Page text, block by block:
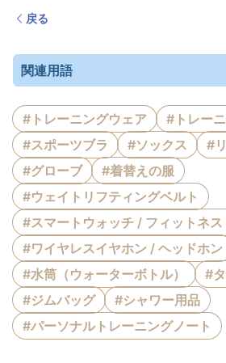
戻る
関連用語
#トレーニングウェア
#トレー
#スポーツブラ
#ソックス
#
#グローブ
#着替えの服
#ウェイトリフティングベルト
#スマートウォッチ / フィットネ
#ワイヤレスイヤホン / ヘッドホン
#水筒（ウォーターボトル）
#
#ジムバッグ
#シャワー用品
#パーソナルトレーニングノート